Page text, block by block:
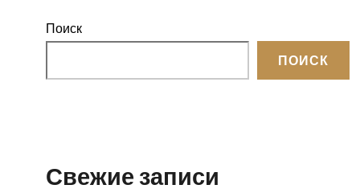
Поиск
ПОИСК
Свежие записи